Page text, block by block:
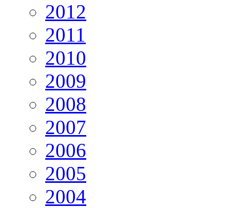
2012
2011
2010
2009
2008
2007
2006
2005
2004